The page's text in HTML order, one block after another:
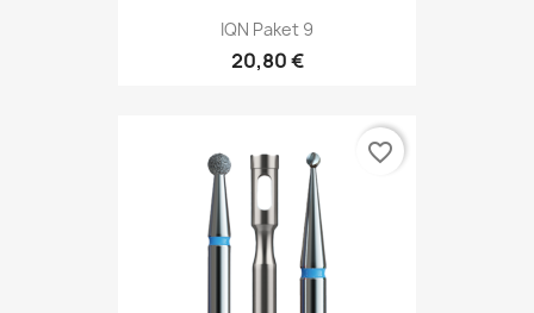
IQN Paket 9
20,80 €
favorite_border